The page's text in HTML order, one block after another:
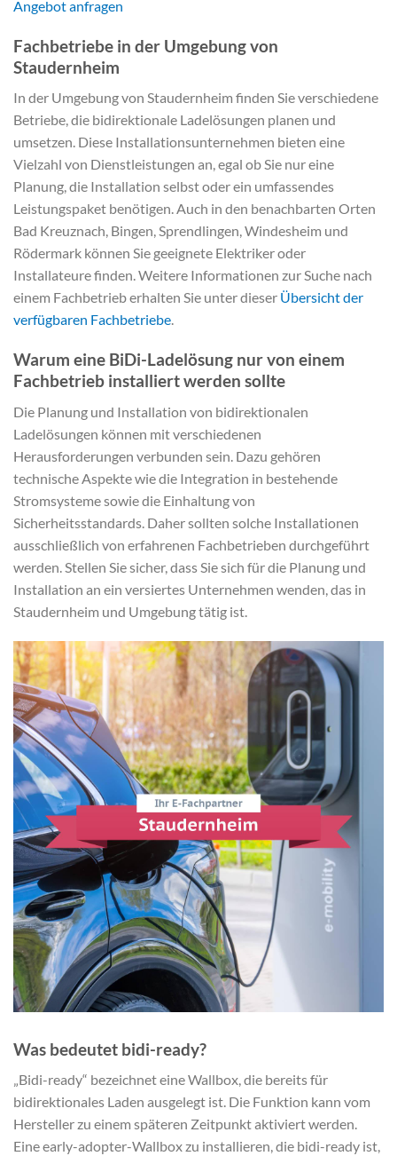
Angebot anfragen
Fachbetriebe in der Umgebung von
Staudernheim
In der Umgebung von Staudernheim finden Sie verschiedene
Betriebe, die bidirektionale Ladelösungen planen und
umsetzen. Diese Installationsunternehmen bieten eine
Vielzahl von Dienstleistungen an, egal ob Sie nur eine
Planung, die Installation selbst oder ein umfassendes
Leistungspaket benötigen. Auch in den benachbarten Orten
Bad Kreuznach, Bingen, Sprendlingen, Windesheim und
Rödermark können Sie geeignete Elektriker oder
Installateure finden. Weitere Informationen zur Suche nach
einem Fachbetrieb erhalten Sie unter dieser Übersicht der
verfügbaren Fachbetriebe.
Warum eine BiDi-Ladelösung nur von einem
Fachbetrieb installiert werden sollte
Die Planung und Installation von bidirektionalen
Ladelösungen können mit verschiedenen
Herausforderungen verbunden sein. Dazu gehören
technische Aspekte wie die Integration in bestehende
Stromsysteme sowie die Einhaltung von
Sicherheitsstandards. Daher sollten solche Installationen
ausschließlich von erfahrenen Fachbetrieben durchgeführt
werden. Stellen Sie sicher, dass Sie sich für die Planung und
Installation an ein versiertes Unternehmen wenden, das in
Staudernheim und Umgebung tätig ist.
Was bedeutet bidi-ready?
„Bidi-ready“ bezeichnet eine Wallbox, die bereits für
bidirektionales Laden ausgelegt ist. Die Funktion kann vom
Hersteller zu einem späteren Zeitpunkt aktiviert werden.
Eine early-adopter-Wallbox zu installieren, die bidi-ready ist,